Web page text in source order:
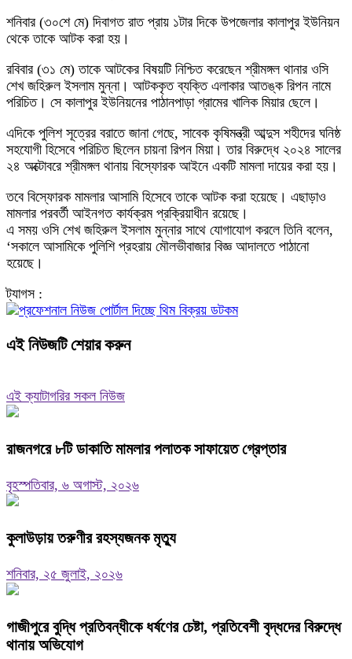
শনিবার (৩০শে মে) দিবাগত রাত প্রায় ১টার দিকে উপজেলার কালাপুর ইউনিয়ন
থেকে তাকে আটক করা হয়।
রবিবার (৩১ মে) তাকে আটকের বিষয়টি নিশ্চিত করেছেন শ্রীমঙ্গল থানার ওসি
শেখ জহিরুল ইসলাম মুন্না। আটককৃত ব্যক্তি এলাকার আতঙ্ক রিপন নামে
পরিচিত। সে কালাপুর ইউনিয়নের পাঠানপাড়া গ্রামের খালিক মিয়ার ছেলে।
এদিকে পুলিশ সূত্রের বরাতে জানা গেছে, সাবেক কৃষিমন্ত্রী আব্দুস শহীদের ঘনিষ্ঠ
সহযোগী হিসেবে পরিচিত ছিলেন চায়না রিপন মিয়া। তার বিরুদ্ধে ২০২৪ সালের
২৪ অক্টোবরে শ্রীমঙ্গল থানায় বিস্ফোরক আইনে একটি মামলা দায়ের করা হয়।
তবে বিস্ফোরক মামলার আসামি হিসেবে তাকে আটক করা হয়েছে। এছাড়াও
মামলার পরবর্তী আইনগত কার্যক্রম প্রক্রিয়াধীন রয়েছে।
এ সময় ওসি শেখ জহিরুল ইসলাম মুন্নার সাথে যোগাযোগ করলে তিনি বলেন,
‘সকালে আসামিকে পুলিশি প্রহরায় মৌলভীবাজার বিজ্ঞ আদালতে পাঠানো
হয়েছে।
ট্যাগস :
এই নিউজটি শেয়ার করুন
এই ক্যাটাগরির সকল নিউজ
রাজনগরে ৮টি ডাকাতি মামলার পলাতক সাফায়েত গ্রেপ্তার
বৃহস্পতিবার, ৬ অগাস্ট, ২০২৬
কুলাউড়ায় তরুণীর রহস্যজনক মৃত্যু
শনিবার, ২৫ জুলাই, ২০২৬
গাজীপুরে বুদ্ধি প্রতিবন্ধীকে ধর্ষণের চেষ্টা, প্রতিবেশী বৃদ্ধদের বিরুদ্ধে
থানায় অভিযোগ